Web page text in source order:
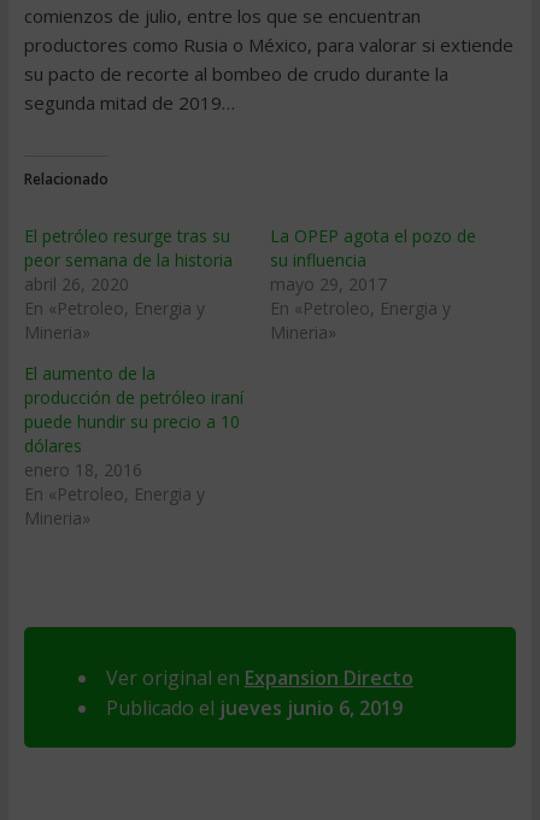
comienzos de julio, entre los que se encuentran
productores como Rusia o México, para valorar si extiende
su pacto de recorte al bombeo de crudo durante la
segunda mitad de 2019…
Relacionado
El petróleo resurge tras su
peor semana de la historia
abril 26, 2020
En «Petroleo, Energia y
Mineria»
La OPEP agota el pozo de
su influencia
mayo 29, 2017
En «Petroleo, Energia y
Mineria»
El aumento de la
producción de petróleo iraní
puede hundir su precio a 10
dólares
enero 18, 2016
En «Petroleo, Energia y
Mineria»
Ver original en Expansion Directo
Publicado el jueves junio 6, 2019